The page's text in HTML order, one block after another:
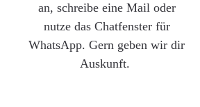
an, schreibe eine Mail oder
nutze das Chatfenster für
WhatsApp. Gern geben wir dir
Auskunft.